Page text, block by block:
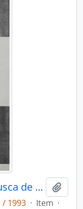
Sem Tekohá há Tekó: em busca de um modelo etno-arqueológico da aldeia e da subsistência Guarani e sua aplicação a uma àrea de domínio no Delta do Rio Jacuí-RS
/ 1993 · Item ·